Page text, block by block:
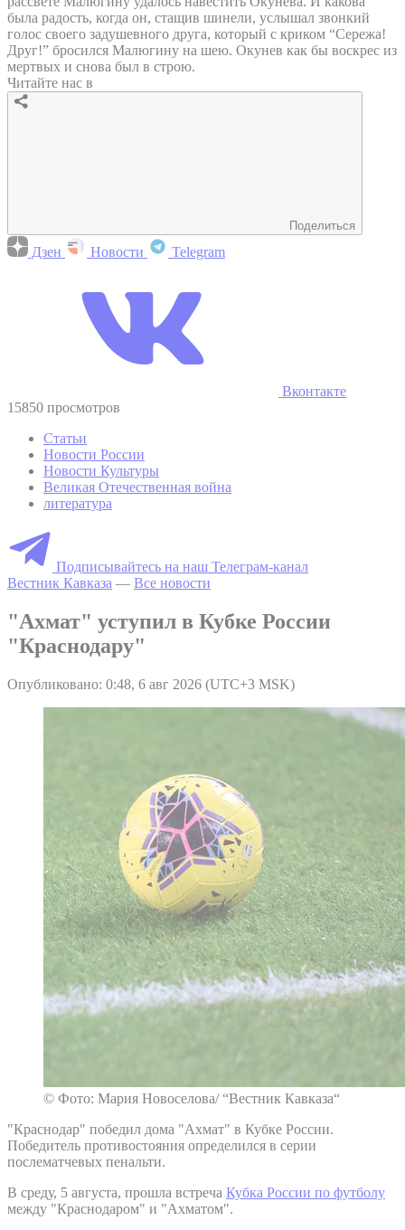
была радость, когда он, стащив шинели, услышал звонкий
голос своего задушевного друга, который с криком “Сережа!
Друг!” бросился Малюгину на шею. Окунев как бы воскрес из
мертвых и снова был в строю.
Читайте нас в
Поделиться
Дзен Новости Telegram
Вконтакте
15850 просмотров
Статьи
Новости России
Новости Культуры
Великая Отечественная война
литература
Подписывайтесь на наш Телеграм-канал
Вестник Кавказа — Все новости
"Ахмат" уступил в Кубке России
"Краснодару"
Опубликовано: 0:48, 6 авг 2026 (UTC+3 MSK)
© Фото: Мария Новоселова/ “Вестник Кавказа“
"Краснодар" победил дома "Ахмат" в Кубке России.
Победитель противостояния определился в серии
послематчевых пенальти.
В среду, 5 августа, прошла встреча Кубка России по футболу
между "Краснодаром" и "Ахматом".